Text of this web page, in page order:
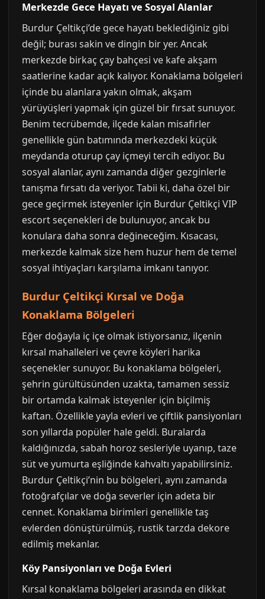
Merkezde Gece Hayatı ve Sosyal Alanlar
Burdur Çeltikçi’de gece hayatı beklediğiniz gibi
değil; burası sakin ve dingin bir yer. Ancak
merkezde birkaç çay bahçesi ve kafe akşam
saatlerine kadar açık kalıyor. Konaklama bölgeleri
içinde bu alanlara yakın olmak, akşam
yürüyüşleri yapmak için güzel bir fırsat sunuyor.
Benim tecrübemde, ilçede kalan misafirler
genellikle gün batımında merkezdeki küçük
meydanda oturup çay içmeyi tercih ediyor. Bu
sosyal alanlar, aynı zamanda diğer gezginlerle
tanışma fırsatı da veriyor. Tabii ki, daha özel bir
gece geçirmek isteyenler için Burdur Çeltikçi VIP
escort seçenekleri de bulunuyor, ancak bu
konulara daha sonra değineceğim. Kısacası,
merkezde kalmak size hem huzur hem de temel
sosyal ihtiyaçları karşılama imkanı tanıyor.
Burdur Çeltikçi Kırsal ve Doğa
Konaklama Bölgeleri
Eğer doğayla iç içe olmak istiyorsanız, ilçenin
kırsal mahalleleri ve çevre köyleri harika
seçenekler sunuyor. Bu konaklama bölgeleri,
şehrin gürültüsünden uzakta, tamamen sessiz
bir ortamda kalmak isteyenler için biçilmiş
kaftan. Özellikle yayla evleri ve çiftlik pansiyonları
son yıllarda popüler hale geldi. Buralarda
kaldığınızda, sabah horoz sesleriyle uyanıp, taze
süt ve yumurta eşliğinde kahvaltı yapabilirsiniz.
Burdur Çeltikçi’nin bu bölgeleri, aynı zamanda
fotoğrafçılar ve doğa severler için adeta bir
cennet. Konaklama birimleri genellikle taş
evlerden dönüştürülmüş, rustik tarzda dekore
edilmiş mekanlar.
Köy Pansiyonları ve Doğa Evleri
Kırsal konaklama bölgeleri arasında en dikkat